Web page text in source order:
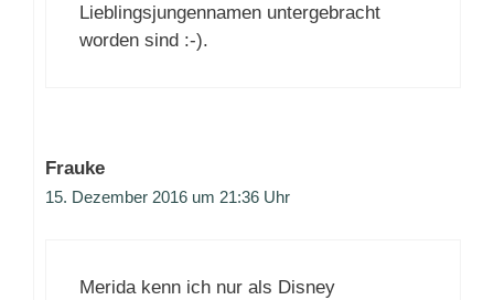
Lieblingsjungennamen untergebracht
worden sind :-).
Frauke
15. Dezember 2016 um 21:36 Uhr
Merida kenn ich nur als Disney